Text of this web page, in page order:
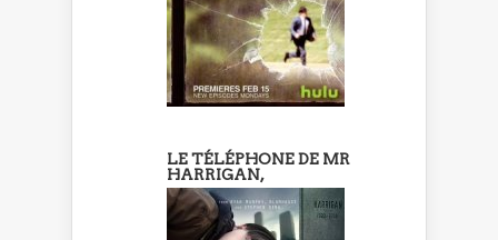
LE TÉLÉPHONE DE MR
HARRIGAN,